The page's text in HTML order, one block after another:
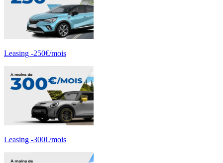
Leasing -250€/mois
Leasing -300€/mois